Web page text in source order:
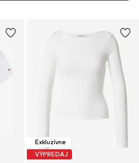
Exkluzívne
VÝPREDAJ